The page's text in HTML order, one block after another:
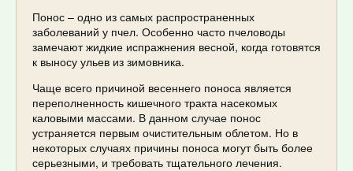
Понос – одно из самых распространенных
заболеваний у пчел. Особенно часто пчеловоды
замечают жидкие испражнения весной, когда готовятся
к выносу ульев из зимовника.
Чаще всего причиной весеннего поноса является
переполненность кишечного тракта насекомых
каловыми массами. В данном случае понос
устраняется первым очистительным облетом. Но в
некоторых случаях причины поноса могут быть более
серьезными, и требовать тщательного лечения.